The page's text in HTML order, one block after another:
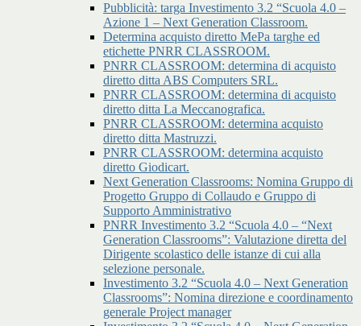
Pubblicità: targa Investimento 3.2 “Scuola 4.0 –
Azione 1 – Next Generation Classroom.
Determina acquisto diretto MePa targhe ed
etichette PNRR CLASSROOM.
PNRR CLASSROOM: determina di acquisto
diretto ditta ABS Computers SRL.
PNRR CLASSROOM: determina di acquisto
diretto ditta La Meccanografica.
PNRR CLASSROOM: determina acquisto
diretto ditta Mastruzzi.
PNRR CLASSROOM: determina acquisto
diretto Giodicart.
Next Generation Classrooms: Nomina Gruppo di
Progetto Gruppo di Collaudo e Gruppo di
Supporto Amministrativo
PNRR Investimento 3.2 “Scuola 4.0 – “Next
Generation Classrooms”: Valutazione diretta del
Dirigente scolastico delle istanze di cui alla
selezione personale.
Investimento 3.2 “Scuola 4.0 – Next Generation
Classrooms”: Nomina direzione e coordinamento
generale Project manager